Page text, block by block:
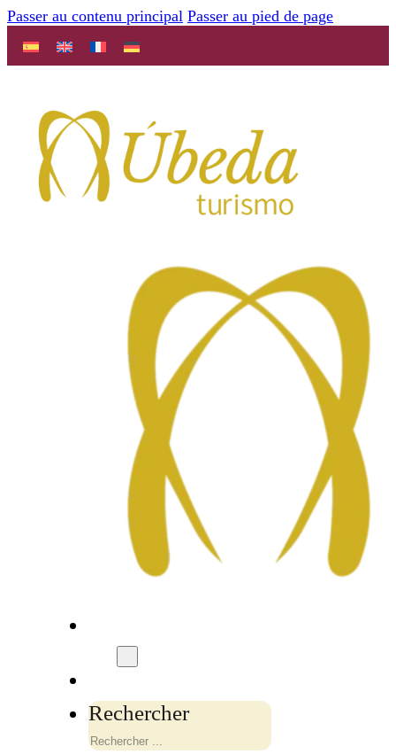
Passer au contenu principal Passer au pied de page
Rechercher